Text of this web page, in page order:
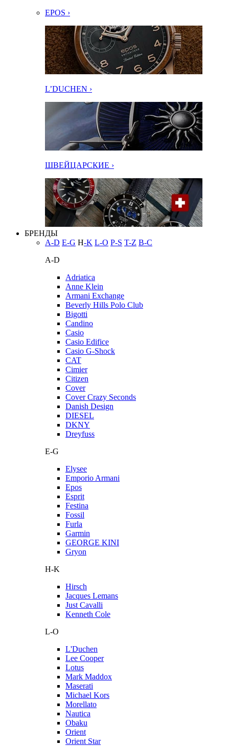
EPOS ›
L’DUCHEN ›
ШВЕЙЦАРСКИЕ ›
БРЕНДЫ
A-D E-G H-K L-O P-S T-Z В-С
A-D
Adriatica
Anne Klein
Armani Exchange
Beverly Hills Polo Club
Bigotti
Candino
Casio
Casio Edifice
Casio G-Shock
CAT
Cimier
Citizen
Cover
Cover Crazy Seconds
Danish Design
DIESEL
DKNY
Dreyfuss
E-G
Elysee
Emporio Armani
Epos
Esprit
Festina
Fossil
Furla
Garmin
GEORGE KINI
Gryon
H-K
Hirsch
Jacques Lemans
Just Cavalli
Kenneth Cole
L-O
L'Duchen
Lee Cooper
Lotus
Mark Maddox
Maserati
Michael Kors
Morellato
Nautica
Obaku
Orient
Orient Star